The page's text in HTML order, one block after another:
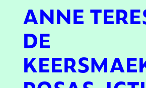
ANNE
DE